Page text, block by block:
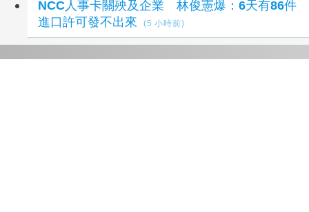
NCC人事卡關殃及企業 林俊憲爆：6天有86件
進口許可發不出來
(5 小時前)